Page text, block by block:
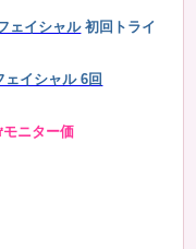
ェイシャル 初回トライ
イシャル 6回
ニター価